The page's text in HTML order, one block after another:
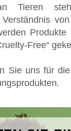
Tieren
Free“
Sie uns für